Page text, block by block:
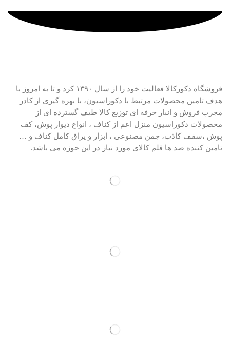
فروشگاه دکورکالا فعالیت خود را از سال ۱۳۹۰ کرد و تا به امروز با
هدف تامین محصولات مرتبط با دکوراسیون، با بهره گیری از کادر
مجرب فروش و انبار حرفه ای توزیع کالا طیف گسترده ای از
محصولات دکوراسیون منزل اعم از کناف ، انواع دیوار پوش، کف
پوش ،سقف کاذب، چمن مصنوعی ، ابزار و یراق کامل کناف و …
تامین کننده صد ها قلم کالای مورد نیاز در این حوزه می باشد.